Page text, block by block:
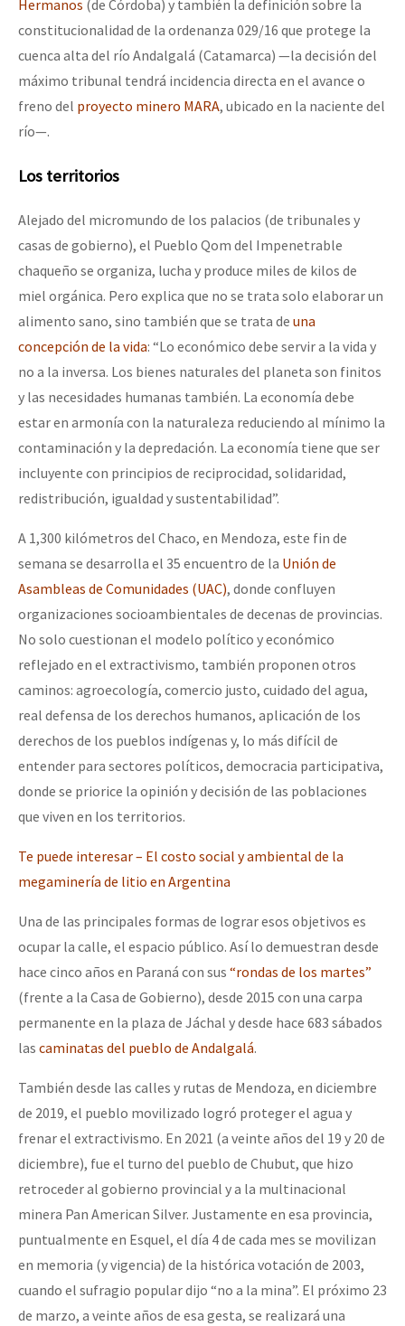
Hermanos (de Córdoba) y también la definición sobre la
constitucionalidad de la ordenanza 029/16 que protege la
cuenca alta del río Andalgalá (Catamarca) —la decisión del
máximo tribunal tendrá incidencia directa en el avance o
freno del proyecto minero MARA, ubicado en la naciente del
río—.
Los territorios
Alejado del micromundo de los palacios (de tribunales y
casas de gobierno), el Pueblo Qom del Impenetrable
chaqueño se organiza, lucha y produce miles de kilos de
miel orgánica. Pero explica que no se trata solo elaborar un
alimento sano, sino también que se trata de una
concepción de la vida: “Lo económico debe servir a la vida y
no a la inversa. Los bienes naturales del planeta son finitos
y las necesidades humanas también. La economía debe
estar en armonía con la naturaleza reduciendo al mínimo la
contaminación y la depredación. La economía tiene que ser
incluyente con principios de reciprocidad, solidaridad,
redistribución, igualdad y sustentabilidad”.
A 1,300 kilómetros del Chaco, en Mendoza, este fin de
semana se desarrolla el 35 encuentro de la Unión de
Asambleas de Comunidades (UAC), donde confluyen
organizaciones socioambientales de decenas de provincias.
No solo cuestionan el modelo político y económico
reflejado en el extractivismo, también proponen otros
caminos: agroecología, comercio justo, cuidado del agua,
real defensa de los derechos humanos, aplicación de los
derechos de los pueblos indígenas y, lo más difícil de
entender para sectores políticos, democracia participativa,
donde se priorice la opinión y decisión de las poblaciones
que viven en los territorios.
Te puede interesar – El costo social y ambiental de la
megaminería de litio en Argentina
Una de las principales formas de lograr esos objetivos es
ocupar la calle, el espacio público. Así lo demuestran desde
hace cinco años en Paraná con sus “rondas de los martes”
(frente a la Casa de Gobierno), desde 2015 con una carpa
permanente en la plaza de Jáchal y desde hace 683 sábados
las caminatas del pueblo de Andalgalá.
También desde las calles y rutas de Mendoza, en diciembre
de 2019, el pueblo movilizado logró proteger el agua y
frenar el extractivismo. En 2021 (a veinte años del 19 y 20 de
diciembre), fue el turno del pueblo de Chubut, que hizo
retroceder al gobierno provincial y a la multinacional
minera Pan American Silver. Justamente en esa provincia,
puntualmente en Esquel, el día 4 de cada mes se movilizan
en memoria (y vigencia) de la histórica votación de 2003,
cuando el sufragio popular dijo “no a la mina”. El próximo 23
de marzo, a veinte años de esa gesta, se realizará una